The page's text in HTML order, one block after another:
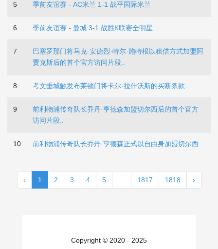
5 季前友谊赛 - AC米兰 1-1 战平国际米兰
6 季前友谊赛 - 曼城 3-1 战胜K联赛全明星
7
巴塞罗那门将马克-安德烈·特尔-施特根以租借方式加盟阿
贾克斯后的首个官方访问片段..
8 考文垂城触发布莱顿门将卡尔·拉什沃斯的买断条款..
9
前利物浦传奇队长乔丹·亨德森加盟切尔西后的首个官方
访问片段..
10 前利物浦传奇队长乔丹·亨德森正式以自由身加盟切尔西..
‹ 1 2 3 4 5 1817 1818 ›
Copyright © 2020 - 2025